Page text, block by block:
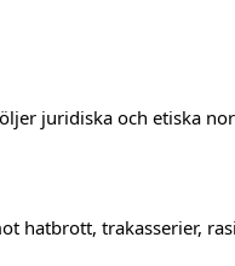
juridiska och etiska
hatbrott, trakasserier,